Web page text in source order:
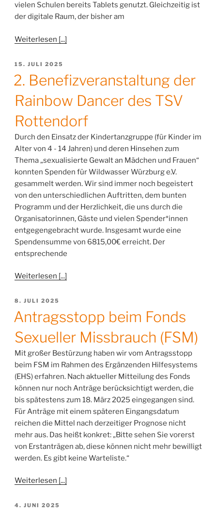
vielen Schulen bereits Tablets genutzt. Gleichzeitig ist
der digitale Raum, der bisher am
Weiterlesen [...]
VERÖFFENTLICHT
15. JULI 2025
2. Benefizveranstaltung der
Rainbow Dancer des TSV
Rottendorf
Durch den Einsatz der Kindertanzgruppe (für Kinder im
Alter von 4 - 14 Jahren) und deren Hinsehen zum
Thema „sexualisierte Gewalt an Mädchen und Frauen“
konnten Spenden für Wildwasser Würzburg e.V.
gesammelt werden. Wir sind immer noch begeistert
von den unterschiedlichen Auftritten, dem bunten
Programm und der Herzlichkeit, die uns durch die
Organisatorinnen, Gäste und vielen Spender*innen
entgegengebracht wurde. Insgesamt wurde eine
Spendensumme von 6815,00€ erreicht. Der
entsprechende
Weiterlesen [...]
VERÖFFENTLICHT
8. JULI 2025
Antragsstopp beim Fonds
Sexueller Missbrauch (FSM)
Mit großer Bestürzung haben wir vom Antragsstopp
beim FSM im Rahmen des Ergänzenden Hilfesystems
(EHS) erfahren. Nach aktueller Mitteilung des Fonds
können nur noch Anträge berücksichtigt werden, die
bis spätestens zum 18. März 2025 eingegangen sind.
Für Anträge mit einem späteren Eingangsdatum
reichen die Mittel nach derzeitiger Prognose nicht
mehr aus. Das heißt konkret: „Bitte sehen Sie vorerst
von Erstanträgen ab, diese können nicht mehr bewilligt
werden. Es gibt keine Warteliste.“
Weiterlesen [...]
VERÖFFENTLICHT
4. JUNI 2025